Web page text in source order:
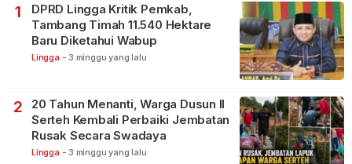
1
DPRD Lingga Kritik Pemkab,
Tambang Timah 11.540 Hektare
Baru Diketahui Wabup
Lingga - 3 minggu yang lalu
2
20 Tahun Menanti, Warga Dusun II
Serteh Kembali Perbaiki Jembatan
Rusak Secara Swadaya
Lingga - 3 minggu yang lalu